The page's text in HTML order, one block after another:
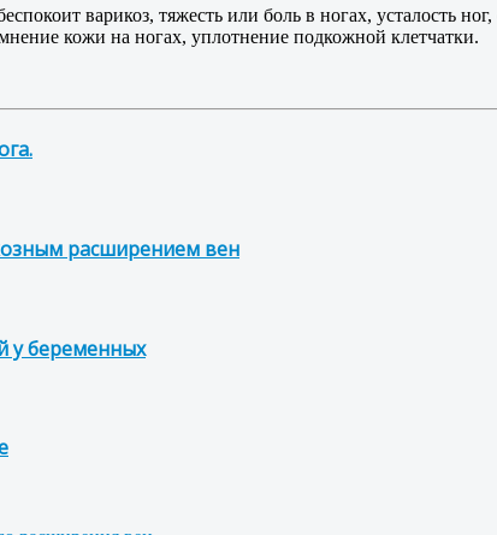
варикоз, тяжесть или боль в ногах, усталость
кожи на ногах, уплотнение подкожной клетчатки.
расширением вен
у беременных